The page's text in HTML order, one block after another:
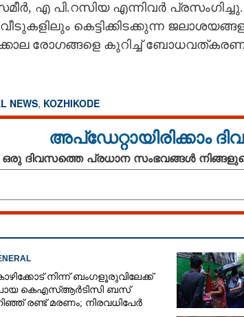
എ പി.റസിയ എന്നിവർ പ്രസംഗിച്ചു.
കെട്ടിക്കിടക്കുന്ന
രോഗങ്ങളെ കുറിച്ച്
NEWS, KOZHIKODE
അപ്ഡേറ്റായിരിക്കാം
ഒരു ദിവസത്തെ പ്രധാന സംഭവങ്ങൾ
നിന്ന് ബംഗളൂരുവിലേക്ക്
കെഎസ്‌ആർടിസി ബസ്
രണ്ട് മരണം; നിരവധിപേർ